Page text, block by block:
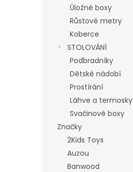
Úložné boxy
Růstové metry
Koberce
STOLOVÁNÍ
Podbradníky
Dětské nádobí
Prostírání
Láhve a termosky
Svačinové boxy
Značky
2Kids Toys
Auzou
Banwood